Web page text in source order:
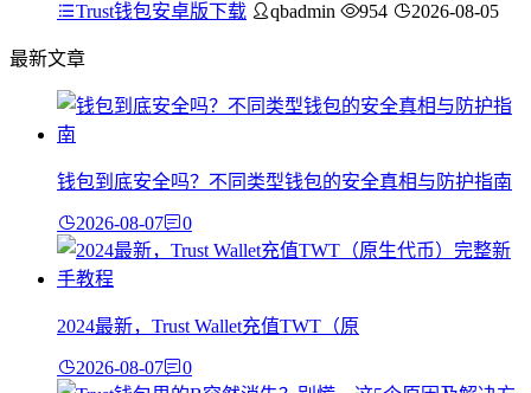
Trust钱包安卓版下载 qbadmin 954 2026-08-05
最新文章
钱包到底安全吗？不同类型钱包的安全真相与防护指南
2026-08-07 0
2024最新，Trust Wallet充值TWT（原
2026-08-07 0